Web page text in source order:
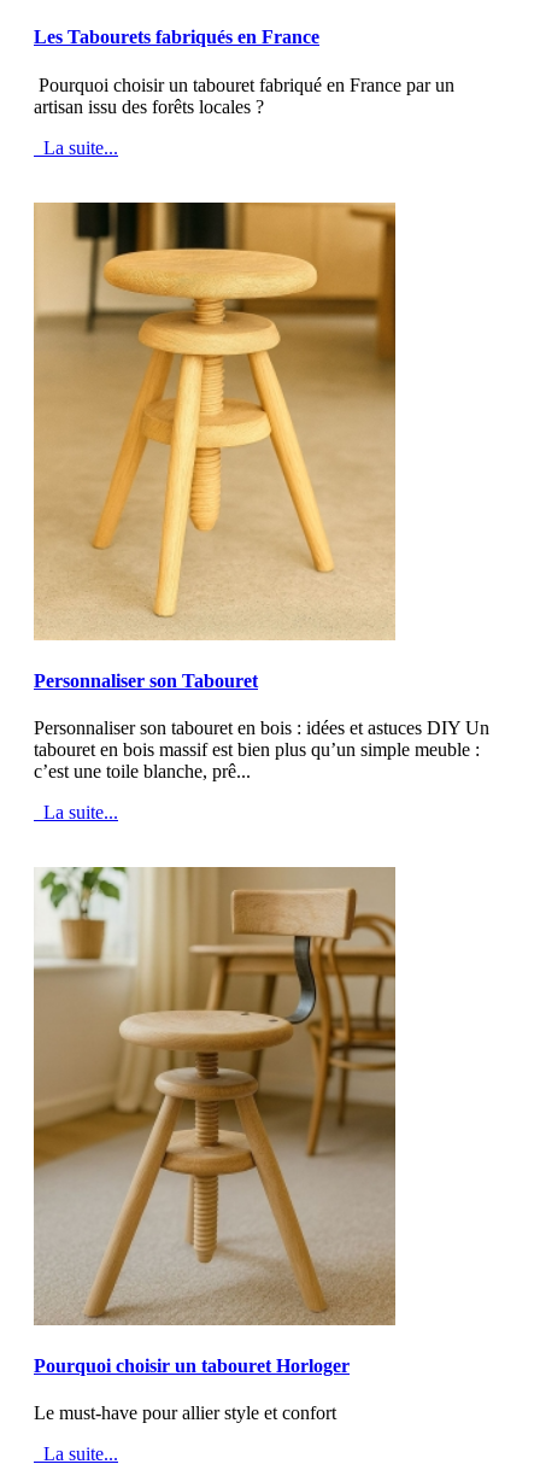
Les Tabourets fabriqués en France
Pourquoi choisir un tabouret fabriqué en France par un
artisan issu des forêts locales ?
La suite...
Personnaliser son Tabouret
Personnaliser son tabouret en bois : idées et astuces DIY Un
tabouret en bois massif est bien plus qu’un simple meuble :
c’est une toile blanche, prê...
La suite...
Pourquoi choisir un tabouret Horloger
Le must-have pour allier style et confort
La suite...